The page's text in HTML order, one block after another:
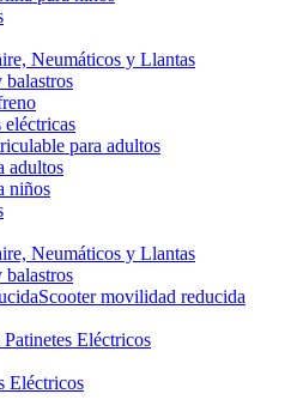
Neumáticos y Llantas
balastros
para adultos
adultos
niños
Neumáticos y Llantas
balastros
Scooter movilidad reducida
Eléctricos
Eléctricos